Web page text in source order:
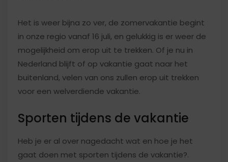
Het is weer bijna zo ver, de zomervakantie begint
in onze regio vanaf 16 juli, en gelukkig is er weer de
mogelijkheid om erop uit te trekken. Of je nu in
Nederland blijft of op vakantie gaat naar het
buitenland, velen van ons zullen erop uit trekken
voor een welverdiende vakantie.
Sporten tijdens de vakantie
Heb je er al over nagedacht wat en hoe je het
gaat doen met sporten tijdens de vakantie?.